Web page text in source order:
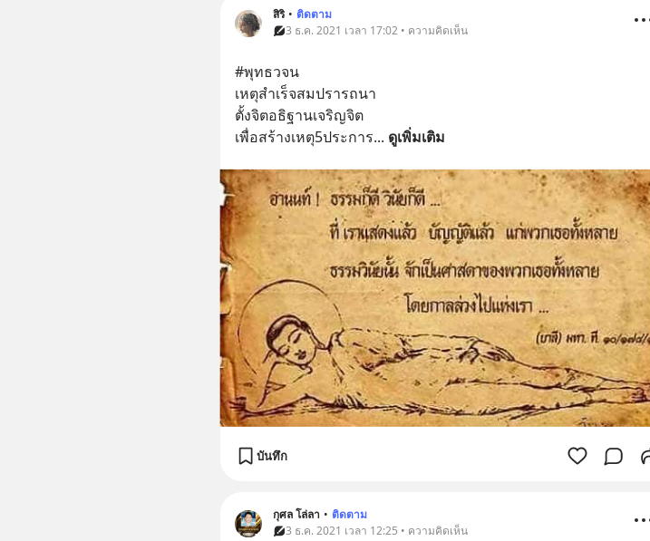
สิริ • ติดตาม
3 ธ.ค. 2021 เวลา 17:02 • ความคิดเห็น
#พุทธวจน
เหตุสำเร็จสมปรารถนา
ตั้งจิตอธิฐานเจริญจิต
เพื่อสร้างเหตุ5ประการ... ดูเพิ่มเติม
บันทึก
กุศล โล่ลา • ติดตาม
3 ธ.ค. 2021 เวลา 12:25 • ความคิดเห็น